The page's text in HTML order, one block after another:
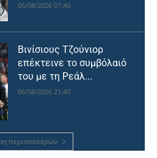
06/08/2026 07:40
Βινίσιους Τζούνιορ
επέκτεινε το συμβόλαιό
του με τη Ρεάλ...
06/08/2026 21:40
περισσοτέρων